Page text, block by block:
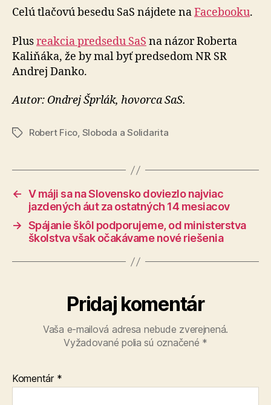
Celú tlačovú besedu SaS nájdete naFacebooku.
Plusreakcia predsedu SaS na názor Roberta
Kaliňáka, že by mal byť pred­se­dom NR SR
Andrej Danko.
Autor: Ondrej Šprlák, hovorca SaS.
ZnačkyRobert Fico, Sloboda a Solidarita
← V máji sa na Slovensko doviezlo najviac
jazdených áut za ostatných 14 mesiacov
→ Spájanie škôl podporujeme, od ministerstva
školstva však očakávame nové riešenia
Pridaj komentár
Vaša e-mailová adresa nebude zverejnená.
Vyžadované polia sú označené *
Komentár *